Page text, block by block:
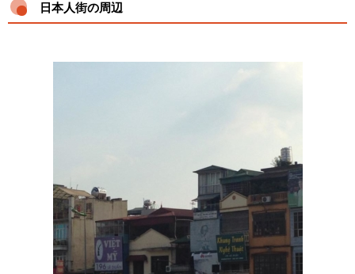
日本人街の周辺